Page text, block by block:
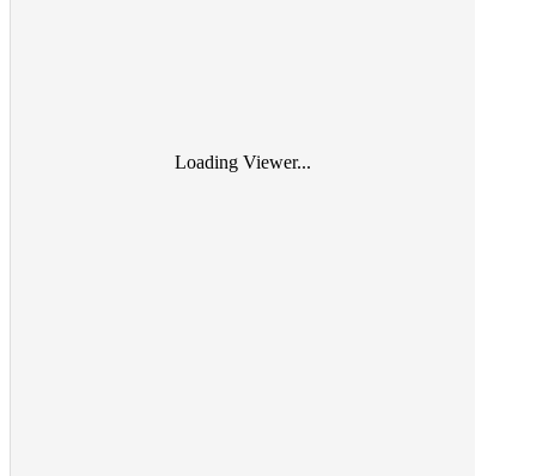
Loading Viewer...